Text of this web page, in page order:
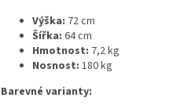
Výška: 72cm
Šířka: 64 cm
Hmotnost: 7,2 kg
Nosnost: 180 kg
Barevné varianty: